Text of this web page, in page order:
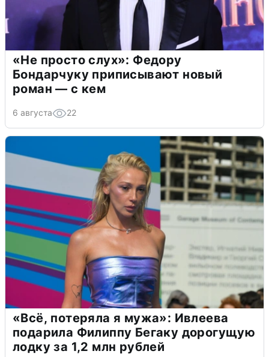
«Не просто слух»: Федору
Бондарчуку приписывают новый
роман — с кем
6 августа 22
«Всё, потеряла я мужа»: Ивлеева
подарила Филиппу Бегаку дорогущую
лодку за 1,2 млн рублей